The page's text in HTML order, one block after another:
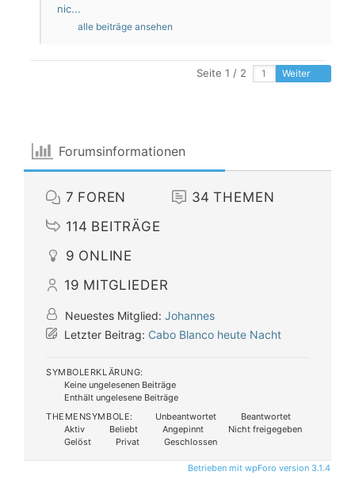
nic...
alle beiträge ansehen
Seite 1 / 2 Weiter
Forumsinformationen
7 FOREN 34 THEMEN
114 BEITRÄGE
9 ONLINE
19 MITGLIEDER
Neuestes Mitglied: Johannes
Letzter Beitrag: Cabo Blanco heute Nacht
SYMBOLERKLÄRUNG:
Keine ungelesenen Beiträge
Enthält ungelesene Beiträge
THEMENSYMBOLE:
Unbeantwortet
Beantwortet
Aktiv
Beliebt Angepinnt
Nicht freigegeben
Gelöst
Privat Geschlossen
Betrieben mit wpForo version 3.1.4